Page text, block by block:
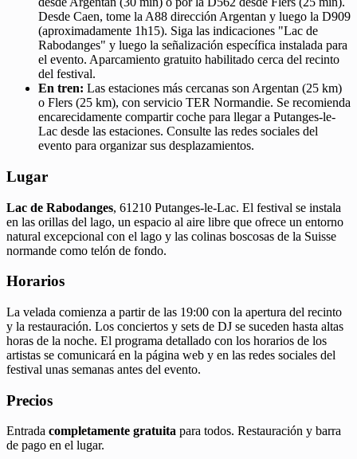
Desde Caen, tome la A88 dirección Argentan y luego la D909
(aproximadamente 1h15). Siga las indicaciones "Lac de
Rabodanges" y luego la señalización específica instalada para
el evento. Aparcamiento gratuito habilitado cerca del recinto
del festival.
En tren: Las estaciones más cercanas son Argentan (25 km)
o Flers (25 km), con servicio TER Normandie. Se recomienda
encarecidamente compartir coche para llegar a Putanges-le-
Lac desde las estaciones. Consulte las redes sociales del
evento para organizar sus desplazamientos.
Lugar
Lac de Rabodanges, 61210 Putanges-le-Lac. El festival se instala
en las orillas del lago, un espacio al aire libre que ofrece un entorno
natural excepcional con el lago y las colinas boscosas de la Suisse
normande como telón de fondo.
Horarios
La velada comienza a partir de las 19:00 con la apertura del recinto
y la restauración. Los conciertos y sets de DJ se suceden hasta altas
horas de la noche. El programa detallado con los horarios de los
artistas se comunicará en la página web y en las redes sociales del
festival unas semanas antes del evento.
Precios
Entrada completamente gratuita para todos. Restauración y barra
de pago en el lugar.